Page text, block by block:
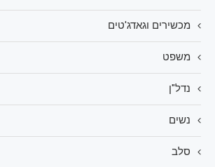
מכשירים וגאדג'טים
משפט
נדל"ן
נשים
סלב